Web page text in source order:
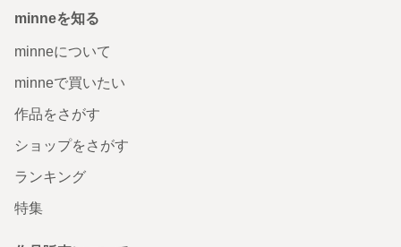
minneを知る
minneについて
minneで買いたい
作品をさがす
ショップをさがす
ランキング
特集